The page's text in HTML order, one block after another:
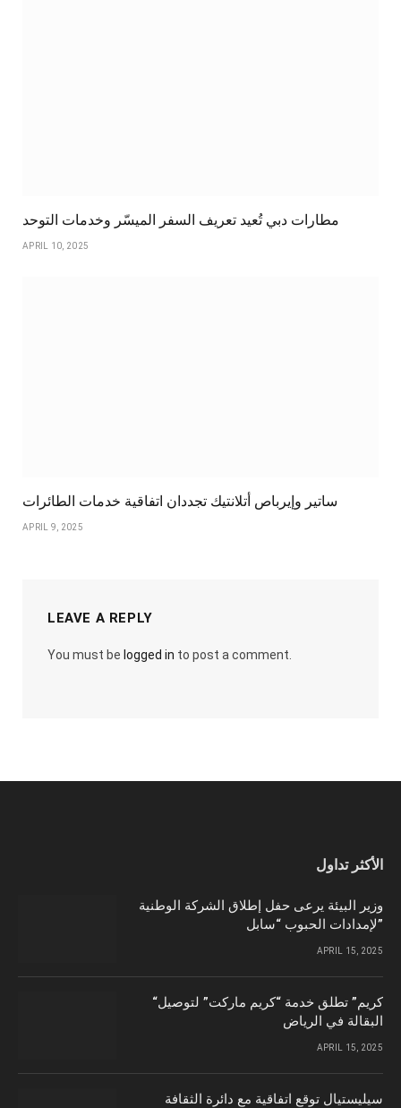
مطارات دبي تُعيد تعريف السفر الميسّر وخدمات التوحد
APRIL 10, 2025
ساتير وإيرباص أتلانتيك تجددان اتفاقية خدمات الطائرات
APRIL 9, 2025
LEAVE A REPLY
You must be logged in to post a comment.
الأكثر تداول
وزير البيئة يرعى حفل إطلاق الشركة الوطنية
لإمدادات الحبوب “سابل”
APRIL 15, 2025
“كريم” تطلق خدمة “كريم ماركت” لتوصيل
البقالة في الرياض
APRIL 15, 2025
سيليستيال توقع اتفاقية مع دائرة الثقافة